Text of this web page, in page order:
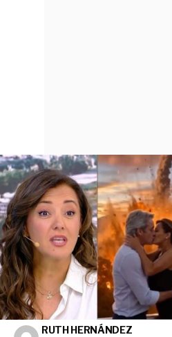
RUTH HERNÁNDEZ